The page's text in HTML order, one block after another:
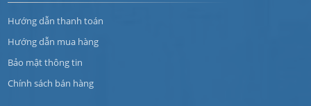
Hướng dẫn thanh toán
Hướng dẫn mua hàng
Bảo mật thông tin
Chính sách bán hàng